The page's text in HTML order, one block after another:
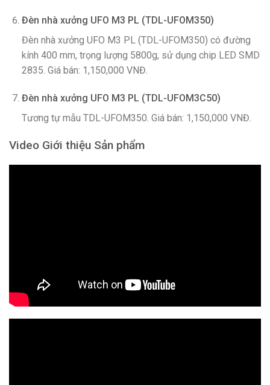
Đèn nhà xưởng UFO M3 PL (TDL-UFOM350)
Đèn nhà xưởng UFO M3 PL (TDL-UFOM350) có đường
kính 400 mm, trọng lượng 5800g, sử dụng chip LED SMD
2835. Giá bán: 1,150,000 VNĐ.
Đèn nhà xưởng UFO M3 PL (TDL-UFOM3C50)
Tương tự mẫu TDL-UFOM350. Giá bán: 1,150,000 VNĐ.
Video Giới thiệu Sản phẩm